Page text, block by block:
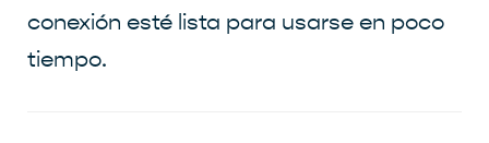
conexión esté lista para usarse en poco
tiempo.